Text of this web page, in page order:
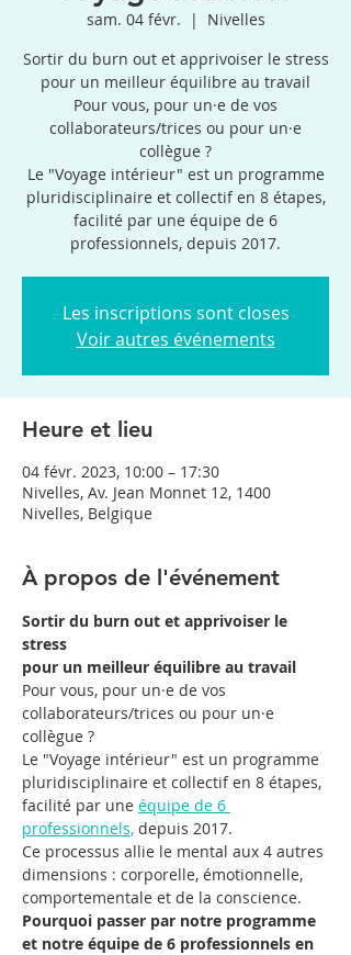
sam. 04 févr.
  |
Nivelles
Sortir du burn out et apprivoiser le stress
pour un meilleur équilibre au travail
Pour vous, pour un·e de vos
collaborateurs/trices ou pour un·e
collègue ?
Le "Voyage intérieur" est un programme
pluridisciplinaire et collectif en 8 étapes,
facilité par une équipe de 6
professionnels, depuis 2017.
Les inscriptions sont closes
Voir autres événements
Heure et lieu
04 févr. 2023, 10:00 – 17:30
Nivelles, Av. Jean Monnet 12, 1400
Nivelles, Belgique
À propos de l'événement
Sortir du burn out et apprivoiser le
stress
pour un meilleur équilibre au travail
Pour vous, pour un·e de vos
collaborateurs/trices ou pour un·e
collègue ?
Le "Voyage intérieur" est un programme
pluridisciplinaire et collectif en 8 étapes,
facilité par une équipe de 6
professionnels, depuis 2017.
Ce processus allie le mental aux 4 autres
dimensions : corporelle, émotionnelle,
comportementale et de la conscience.
Pourquoi passer par notre programme
et notre équipe de 6 professionnels en